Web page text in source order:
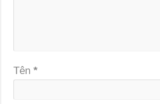
Tên*